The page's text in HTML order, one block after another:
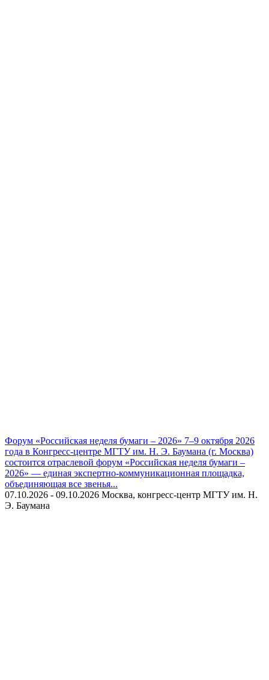
Форум «Российская неделя бумаги – 2026» 7–9 октября 2026
года в Конгресс-центре МГТУ им. Н. Э. Баумана (г. Москва)
состоится отраслевой форум «Российская неделя бумаги –
2026» — единая экспертно-коммуникационная площадка,
объединяющая все звенья...
07.10.2026 - 09.10.2026 Москва, конгресс-центр МГТУ им. Н.
Э. Баумана